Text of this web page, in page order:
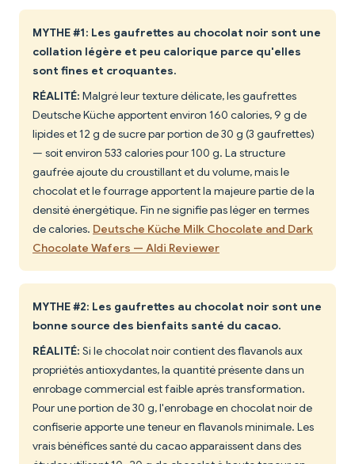
MYTHE #1: Les gaufrettes au chocolat noir sont une
collation légère et peu calorique parce qu'elles
sont fines et croquantes.
RÉALITÉ: Malgré leur texture délicate, les gaufrettes
Deutsche Küche apportent environ 160 calories, 9 g de
lipides et 12 g de sucre par portion de 30 g (3 gaufrettes)
— soit environ 533 calories pour 100 g. La structure
gaufrée ajoute du croustillant et du volume, mais le
chocolat et le fourrage apportent la majeure partie de la
densité énergétique. Fin ne signifie pas léger en termes
de calories. Deutsche Küche Milk Chocolate and Dark
Chocolate Wafers — Aldi Reviewer
MYTHE #2: Les gaufrettes au chocolat noir sont une
bonne source des bienfaits santé du cacao.
RÉALITÉ: Si le chocolat noir contient des flavanols aux
propriétés antioxydantes, la quantité présente dans un
enrobage commercial est faible après transformation.
Pour une portion de 30 g, l'enrobage en chocolat noir de
confiserie apporte une teneur en flavanols minimale. Les
vrais bénéfices santé du cacao apparaissent dans des